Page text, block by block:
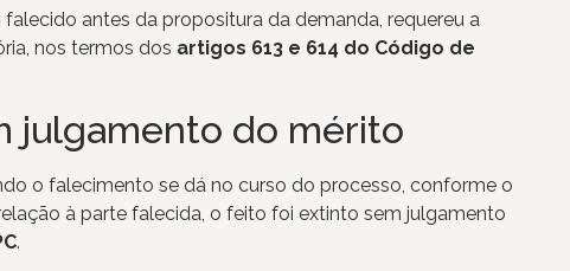
antes da propositura da demanda, requereu a
nos termos dos artigos 613 e 614 do Código de
julgamento do mérito
o falecimento se dá no curso do processo, conforme o
à parte falecida, o feito foi extinto sem julgamento
.